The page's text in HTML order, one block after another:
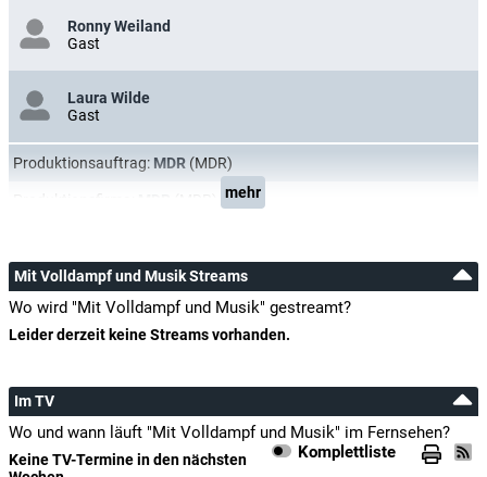
Ronny Weiland
Gast
Laura Wilde
Gast
Produktionsauftrag: MDR (MDR)
mehr
Mit Volldampf und Musik Streams
Wo wird "Mit Volldampf und Musik" gestreamt?
Leider derzeit keine Streams vorhanden.
Im TV
Wo und wann läuft "Mit Volldampf und Musik" im Fernsehen?
Komplettliste
Keine TV-Termine in den nächsten